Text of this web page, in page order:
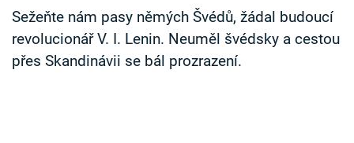
Sledujte nás
Sežeňte nám pasy němých Švédů, žádal budoucí
revolucionář V. I. Lenin. Neuměl švédsky a cestou
přes Skandinávii se bál prozrazení.